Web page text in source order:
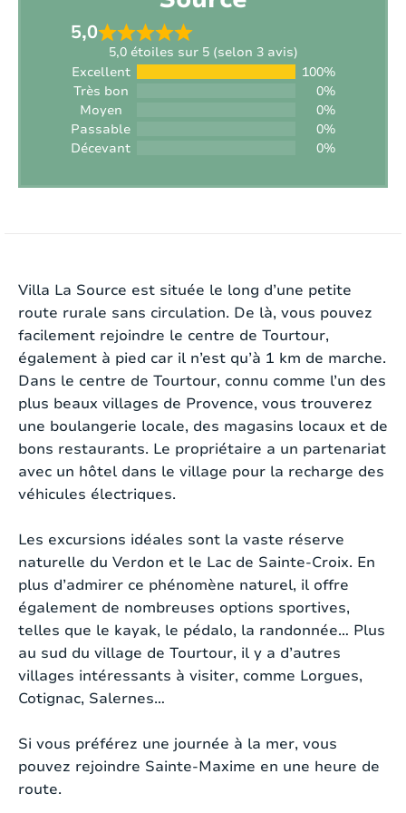
Autorisation de fumer:
Équipement sportif disponible:
Chargement de véhicule: Non autorisée
Intérieur
Chauffage: Électrique
Cheminée:
Internet: Oui
Type d'Internet: Wifi
Télévision: Oui
Chaînes de télévision:
Installation de musique:
Studio/appartement séparé:
Machine à laver: Oui
Planche et fer à repasser:
Plaque de cuisson: Oui
Type de plaque de cuisson:
5,0
5,0 étoiles sur 5 (selon 3 avis)
Excellent
100%
Très bon
0%
Moyen
0%
Passable
0%
Décevant
0%
la région verdoyante, vous met dans l’ambiance
de vacances idéale. Ici, vous pouvez profiter d’une
authenticité pure. Par une route secondaire, vous
arrivez à la villa, qui est située sur un terrain de
plus de 10 hectares de terrain privé. Vous pouvez
faire de longues promenades ou les enfants
peuvent jouer librement et profiter de la paix.
En montant l’allée, vous atteignez la villa,
orientée vers le sud. Il y a suffisamment de places
le chargement et le déchargement directement
au niveau de la chambre. L’environnement
extérieur confortable attire immédiatement
l’attention. Un jardin magnifiquement aménagé
avec de nombreuses plantes et fleurs
méditerranéennes différentes entoure une
pelouse et la belle piscine. La piscine mesure 9
mètres sur 4 et a une profondeur de 1,5 mètre
Vous trouverez des chaises longues confortables
tout autour et de l’ombre sous la couverture de
terrasse en bois de la maison principale. Il y a
Villa La Source est située le long d’une petite
route rurale sans circulation. De là, vous pouvez
facilement rejoindre le centre de Tourtour,
également à pied car il n’est qu’à 1 km de marche.
Dans le centre de Tourtour, connu comme l’un des
plus beaux villages de Provence, vous trouverez
une boulangerie locale, des magasins locaux et de
bons restaurants. Le propriétaire a un partenariat
avec un hôtel dans le village pour la recharge des
véhicules électriques.
Les excursions idéales sont la vaste réserve
naturelle du Verdon et le Lac de Sainte-Croix. En
plus d’admirer ce phénomène naturel, il offre
également de nombreuses options sportives,
telles que le kayak, le pédalo, la randonnée… Plus
au sud du village de Tourtour, il y a d’autres
villages intéressants à visiter, comme Lorgues,
Cotignac, Salernes…
Si vous préférez une journée à la mer, vous
pouvez rejoindre Sainte-Maxime en une heure de
route.